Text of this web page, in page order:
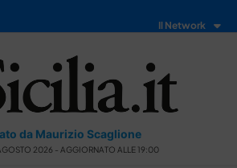
Il Network
da Maurizio Scaglione
2026 - AGGIORNATO ALLE 19:00